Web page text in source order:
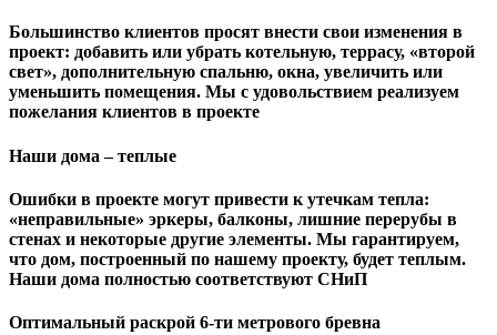
Большинство клиентов просят внести свои изменения в
проект: добавить или убрать котельную, террасу, «второй
свет», дополнительную спальню, окна, увеличить или
уменьшить помещения. Мы с удовольствием реализуем
пожелания клиентов в проекте
Наши дома – теплые
Ошибки в проекте могут привести к утечкам тепла:
«неправильные» эркеры, балконы, лишние перерубы в
стенах и некоторые другие элементы. Мы гарантируем,
чтo дом, построенный по нашему проекту, будет теплым.
Наши дома полностью соответствуют СНиП
Оптимальный раскрой 6-ти метрового бревна